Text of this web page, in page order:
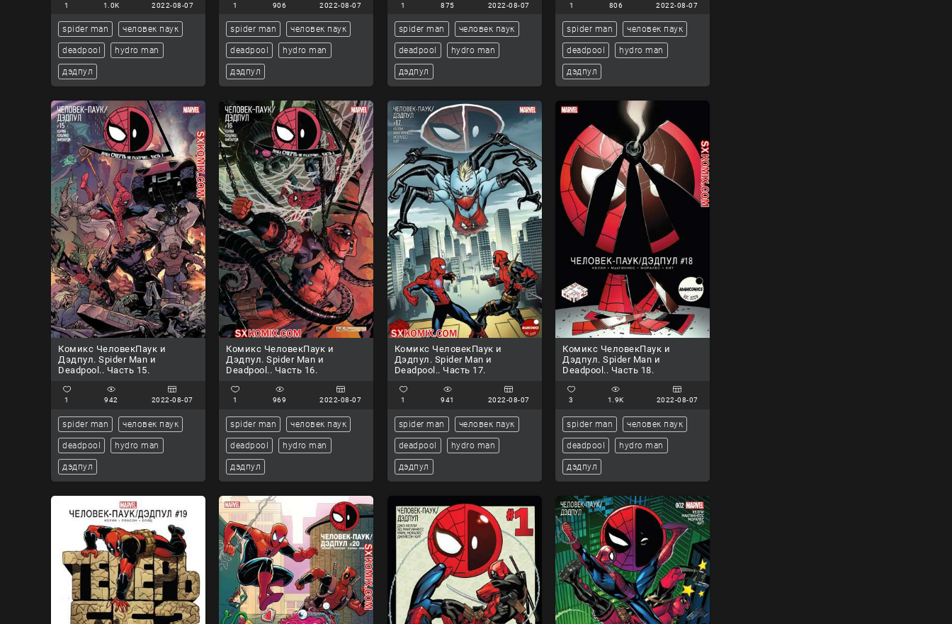
1 1.0K 2022-08-07
spider man человек паук
deadpool hydro man
дэдпул
1 906 2022-08-07
spider man человек паук
deadpool hydro man
дэдпул
1 875 2022-08-07
spider man человек паук
deadpool hydro man
дэдпул
1 806 2022-08-07
spider man человек паук
deadpool hydro man
дэдпул
Комикс ЧеловекПаук и
Дэдпул. Spider Man и
Deadpool.. Часть 15.
1 942 2022-08-07
spider man человек паук
deadpool hydro man
дэдпул
Комикс ЧеловекПаук и
Дэдпул. Spider Man и
Deadpool.. Часть 16.
1 969 2022-08-07
spider man человек паук
deadpool hydro man
дэдпул
Комикс ЧеловекПаук и
Дэдпул. Spider Man и
Deadpool.. Часть 17.
1 941 2022-08-07
spider man человек паук
deadpool hydro man
дэдпул
Комикс ЧеловекПаук и
Дэдпул. Spider Man и
Deadpool.. Часть 18.
3 1.9K 2022-08-07
spider man человек паук
deadpool hydro man
дэдпул